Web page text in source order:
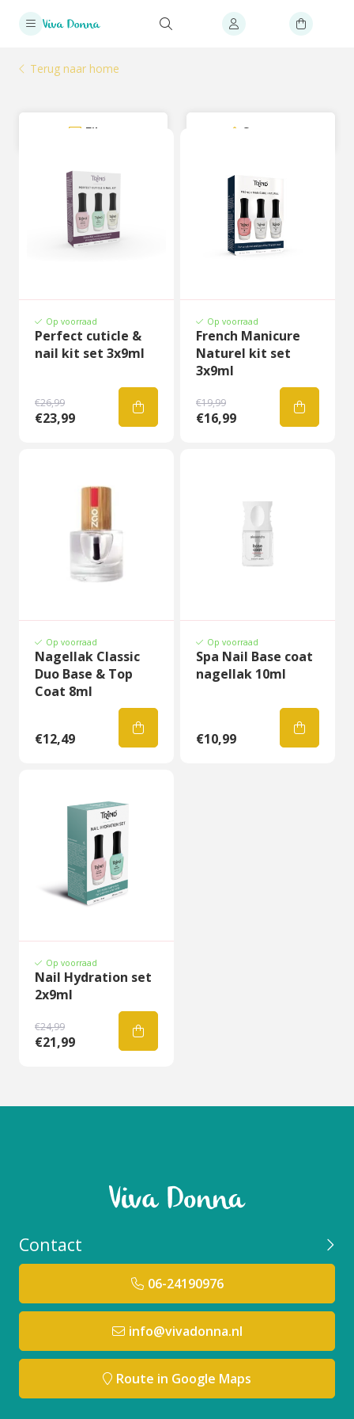
Terug naar home
Filter Sorteer
Op voorraad
Perfect cuticle &
nail kit set 3x9ml
€26,99
€23,99
Op voorraad
French Manicure
Naturel kit set
3x9ml
€19,99
€16,99
Op voorraad
Nagellak Classic
Duo Base & Top
Coat 8ml
€12,49
Op voorraad
Spa Nail Base coat
nagellak 10ml
€10,99
Op voorraad
Nail Hydration set
2x9ml
€24,99
€21,99
Contact
06-24190976
info@vivadonna.nl
Route in Google Maps